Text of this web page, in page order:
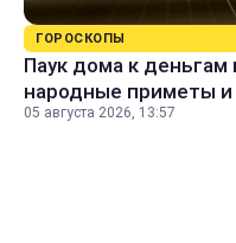
ГОРОСКОПЫ
Паук дома к деньгам
народные приметы и
05 августа 2026, 13:57